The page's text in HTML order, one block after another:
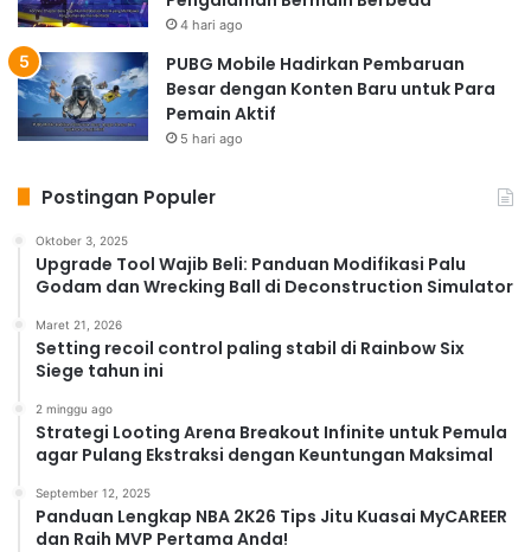
4 hari ago
PUBG Mobile Hadirkan Pembaruan
Besar dengan Konten Baru untuk Para
Pemain Aktif
5 hari ago
Postingan Populer
Oktober 3, 2025
Upgrade Tool Wajib Beli: Panduan Modifikasi Palu
Godam dan Wrecking Ball di Deconstruction Simulator
Maret 21, 2026
Setting recoil control paling stabil di Rainbow Six
Siege tahun ini
2 minggu ago
Strategi Looting Arena Breakout Infinite untuk Pemula
agar Pulang Ekstraksi dengan Keuntungan Maksimal
September 12, 2025
Panduan Lengkap NBA 2K26 Tips Jitu Kuasai MyCAREER
dan Raih MVP Pertama Anda!